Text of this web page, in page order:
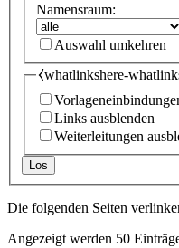
Namensraum:
Auswahl umkehren
⧼whatlinkshere-
Links ausblenden
Weiterleitungen
Los
Die folgenden Seiten
Angezeigt werden 50